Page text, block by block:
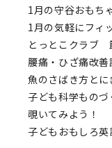
1月の守谷おもち
1月の気軽にフィ
とっとこクラブ
腰痛・ひざ痛改善
魚のさばき方と
子ども科学もの
覗いてみよう！
子どもおもしろ